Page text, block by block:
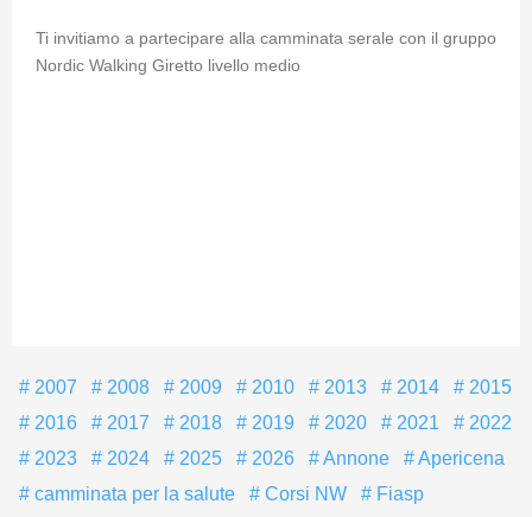
Ti invitiamo a partecipare alla camminata serale con il gruppo
Nordic Walking Giretto livello medio
2007 2008 2009 2010 2013 2014
2015
2016
2017 2018 2019 2020 2021
2022
2023
2024 2025 2026 Annone
Apericena
camminata per la salute
Corsi NW
Fiasp